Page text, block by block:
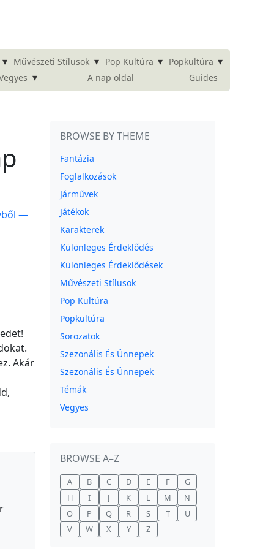
▾ Művészeti Stílusok ▾ Pop Kultúra ▾ Popkultúra ▾
▾ A nap oldal Guides
Akár
BROWSE BY THEME
Fantázia
Foglalkozások
Járművek
Játékok
Karakterek
Különleges Érdeklődés
Különleges Érdeklődések
Művészeti Stílusok
Pop Kultúra
Popkultúra
Sorozatok
Szezonális És Ünnepek
Szezonális És Ünnepek
Témák
Vegyes
BROWSE A–Z
A B C D E F
G
H
I J K L M
N
O
P Q R S T
U
V
W X Y Z